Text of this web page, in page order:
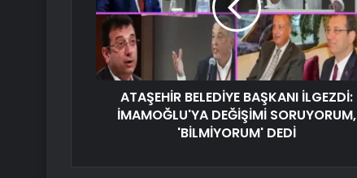
ATAŞEHİR BELEDİYE BAŞKANI İLGEZDİ:
İMAMOĞLU'YA DEĞİŞİMİ SORUYORUM,
'BİLMİYORUM' DEDİ